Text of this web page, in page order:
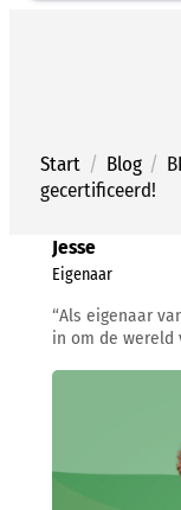
Start / Blog /
gecertificeerd!
Jesse
Eigenaar
“Als eigenaar
in om de wereld